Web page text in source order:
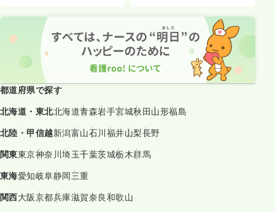
都道府県で探す
北海道・東北北海道青森岩手宮城秋田山形福島
北陸・甲信越新潟富山石川福井山梨長野
関東東京神奈川埼玉千葉茨城栃木群馬
東海愛知岐阜静岡三重
関西大阪京都兵庫滋賀奈良和歌山